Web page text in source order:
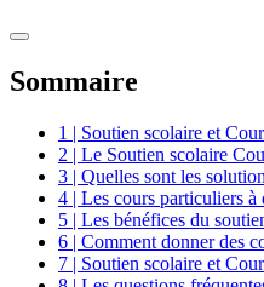
Sommaire
1 | Soutien scolaire et
2 | Le Soutien scolaire
3 | Quelles sont les
4 | Les cours particuliers
5 | Les bénéfices du
6 | Comment donner des
7 | Soutien scolaire et